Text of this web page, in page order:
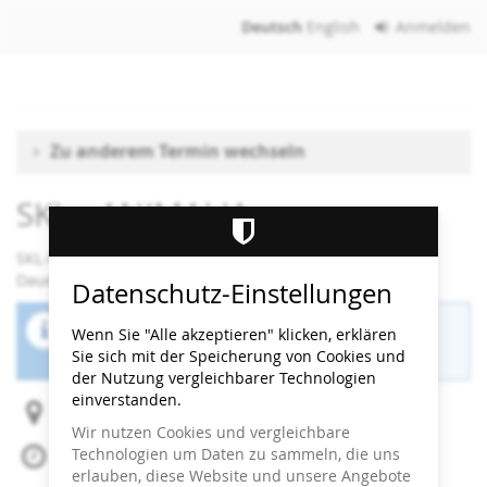
Deutsch English Anmelden
Zu anderem Termin wechseln
SKL - ANIMALIA
SKL-Workshop
Dauer: 90 Minuten
Der Buchungszeitraum für diese Veranstaltung
ist beendet.
Heidi Horten Collection
Fr, 5. Juni 2026
Beginn:08:45Uhr
Datenschutz-Einstellungen
Wenn Sie "Alle akzeptieren" klicken, erklären
Sie sich mit der Speicherung von Cookies und
der Nutzung vergleichbarer Technologien
einverstanden.
Wir nutzen Cookies und vergleichbare
Technologien um Daten zu sammeln, die uns
erlauben, diese Website und unsere Angebote